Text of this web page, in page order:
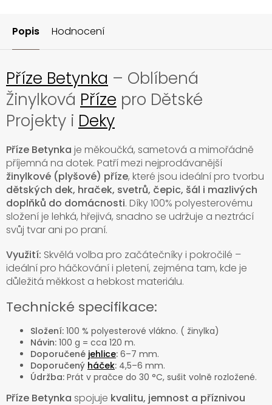
Popis Hodnocení
Příze Betynka – Oblíbená
Žinylková Příze pro Dětské
Projekty i Deky
Příze Betynka je měkoučká, sametová a mimořádně
příjemná na dotek. Patří mezi nejprodávanější
žinylkové (plyšové) příze, které jsou ideální pro tvorbu
dětských dek, hraček, svetrů, čepic, šál i mazlivých
doplňků do domácnosti. Díky 100% polyesterovému
složení je lehká, hřejivá, snadno se udržuje a neztrácí
svůj tvar ani po praní.
Využití: Skvělá volba pro začátečníky i pokročilé –
ideální pro háčkování i pletení, zejména tam, kde je
důležitá měkkost a hebkost materiálu.
Technické specifikace:
Složení: 100 % polyesterové vlákno. ( žinylka)
Návin: 100 g = cca 120 m.
Doporučené jehlice: 6–7 mm.
Doporučený háček: 4,5–6 mm.
Údržba: Prát v pračce do 30 °C, sušit volně rozložené.
Příze Betynka spojuje kvalitu, jemnost a příznivou